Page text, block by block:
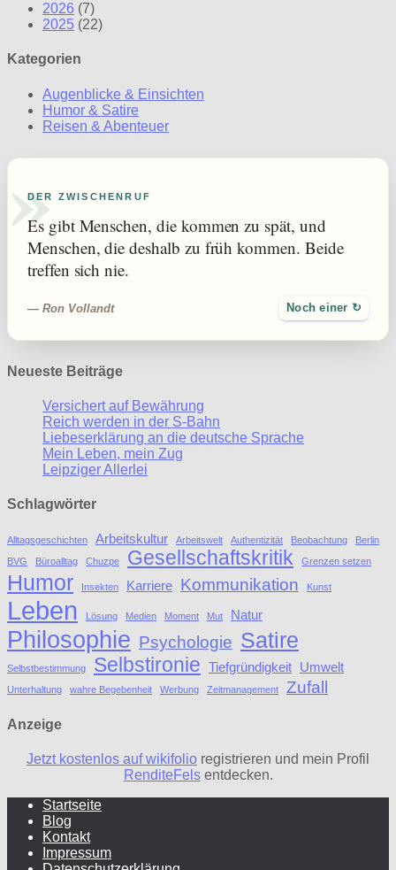
2026 (7)
2025 (22)
Kategorien
Augenblicke & Einsichten
Humor & Satire
Reisen & Abenteuer
»
DER ZWISCHENRUF
Es gibt Menschen, die kommen zu spät, und
Menschen, die deshalb zu früh kommen. Beide
treffen sich nie.
— Ron Vollandt Noch einer ↻
Neueste Beiträge
Versichert auf Bewährung
Reich werden in der S-Bahn
Liebeserklärung an die deutsche Sprache
Mein Leben, mein Zug
Leipziger Allerlei
Schlagwörter
Alltagsgeschichten Arbeitskultur Arbeitswelt Authentizität Beobachtung
Berlin
BVG
Büroalltag Chuzpe Gesellschaftskritik Grenzen setzen
Humor Insekten Karriere Kommunikation Kunst
Leben Lösung Medien Moment Mut Natur
Philosophie Psychologie Satire
Selbstbestimmung Selbstironie Tiefgründigkeit Umwelt
Unterhaltung wahre Begebenheit Werbung Zeitmanagement Zufall
Anzeige
Jetzt kostenlos auf wikifolio registrieren und mein Profil
RenditeFelsentdecken.
Startseite
Blog
Kontakt
Impressum